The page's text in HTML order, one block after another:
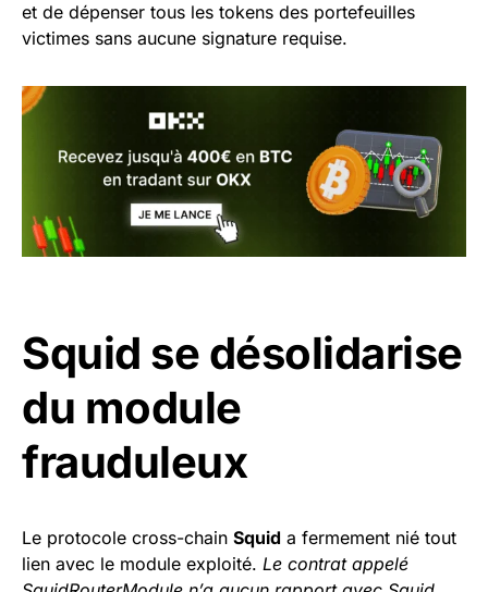
et de dépenser tous les tokens des portefeuilles
victimes sans aucune signature requise.
Squid se désolidarise
du module
frauduleux
Le protocole cross-chain Squid a fermement nié tout
lien avec le module exploité. Le contrat appelé